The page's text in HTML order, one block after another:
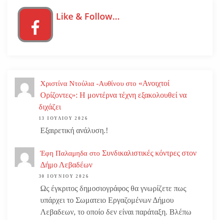
Like & Follow…
Χριστίνα Ντούλια -Αυθίνου στο «Ανοιχτοί
Ορίζοντες»: Η μοντέρνα τέχνη εξακολουθεί να
διχάζει
13 ΙΟΥΛΊΟΥ 2026
Εξαιρετική ανάλυση.!
Έφη Παλαμηδα στο Συνδικαλιστικές κόντρες στον
Δήμο Λεβαδέων
30 ΙΟΥΝΊΟΥ 2026
Ως έγκριτος δημοσιογράφος θα γνωρίζετε πως
υπάρχει το Σωματειο Εργαζομένων Δήμου
Λεβαδεων, το οποίο δεν είναι παράταξη. Βλέπω